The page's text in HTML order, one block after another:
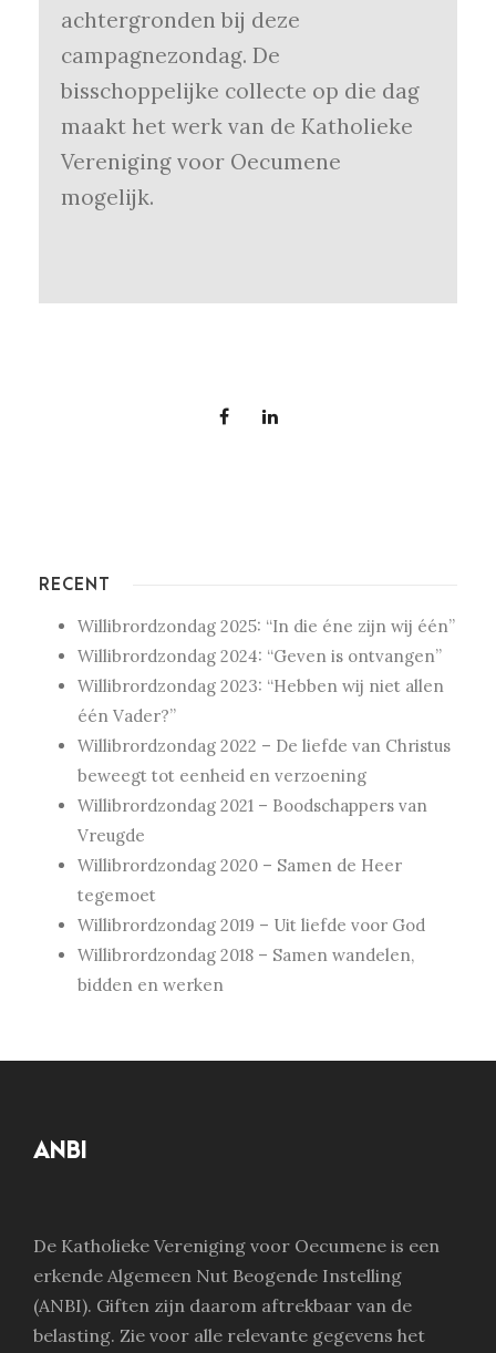
achtergronden bij deze
campagnezondag. De
bisschoppelijke collecte op die dag
maakt het werk van de Katholieke
Vereniging voor Oecumene
mogelijk.
RECENT
Willibrordzondag 2025: “In die éne zijn wij één”
Willibrordzondag 2024: “Geven is ontvangen”
Willibrordzondag 2023: “Hebben wij niet allen
één Vader?”
Willibrordzondag 2022 – De liefde van Christus
beweegt tot eenheid en verzoening
Willibrordzondag 2021 – Boodschappers van
Vreugde
Willibrordzondag 2020 – Samen de Heer
tegemoet
Willibrordzondag 2019 – Uit liefde voor God
Willibrordzondag 2018 – Samen wandelen,
bidden en werken
ANBI
De Katholieke Vereniging voor Oecumene is een
erkende Algemeen Nut Beogende Instelling
(ANBI). Giften zijn daarom aftrekbaar van de
belasting. Zie voor alle relevante gegevens het